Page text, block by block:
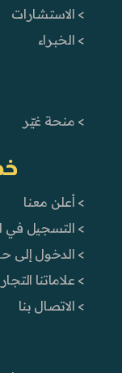
> الاستشارات
> الخبراء
> منحة غيّر
> أعلن معنا
> التسجيل في
> الدخول إلى
> علاماتنا
> الاتصال بنا